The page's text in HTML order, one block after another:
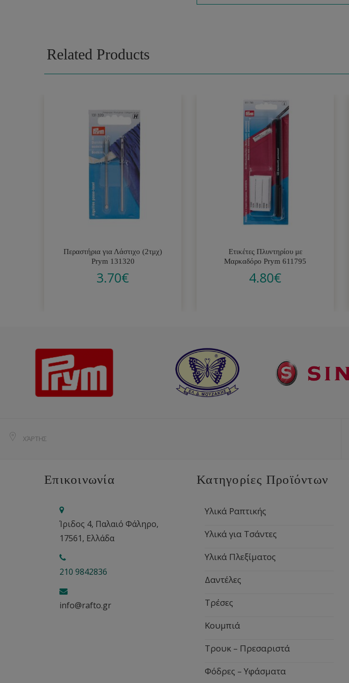
Related Products
Περαστήρια για Λάστιχο (2τμχ)
Prym 131320
3.70€
Ετικέτες Πλυντηρίου με
Μαρκαδόρο Prym 611795
4.80€
ΧΆΡΤΗΣ
Επικοινωνία
Ίριδος 4, Παλαιό Φάληρο,
17561, Ελλάδα
210 9842836
info@rafto.gr
Κατηγορίες Προϊόντων
Υλικά Ραπτικής
Υλικά για Τσάντες
Υλικά Πλεξίματος
Δαντέλες
Τρέσες
Κουμπιά
Τρουκ – Πρεσαριστά
Φόδρες – Υφάσματα